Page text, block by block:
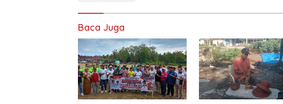
Baca Juga